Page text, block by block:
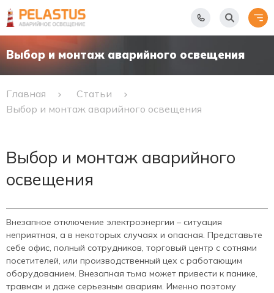
Выбор и монтаж аварийного освещения
Главная
Статьи
Выбор и монтаж аварийного освещения
Выбор и монтаж аварийного
освещения
Внезапное отключение электроэнергии – ситуация
неприятная, а в некоторых случаях и опасная. Представьте
себе офис, полный сотрудников, торговый центр с сотнями
посетителей, или производственный цех с работающим
оборудованием. Внезапная тьма может привести к панике,
травмам и даже серьезным авариям. Именно поэтому